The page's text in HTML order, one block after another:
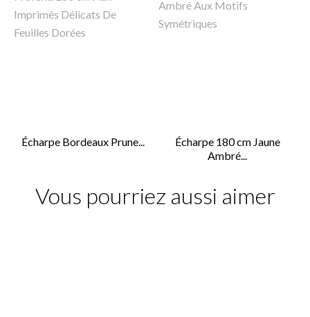
Écharpe Bordeaux Prune...
Écharpe 180 cm Jaune
Ambré...
Vous pourriez aussi aimer